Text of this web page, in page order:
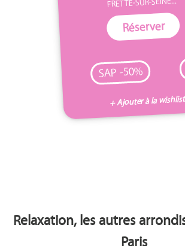
Réserver
SAP -50%
+ Ajouter à la wishlist
Relaxation, les autres
Paris